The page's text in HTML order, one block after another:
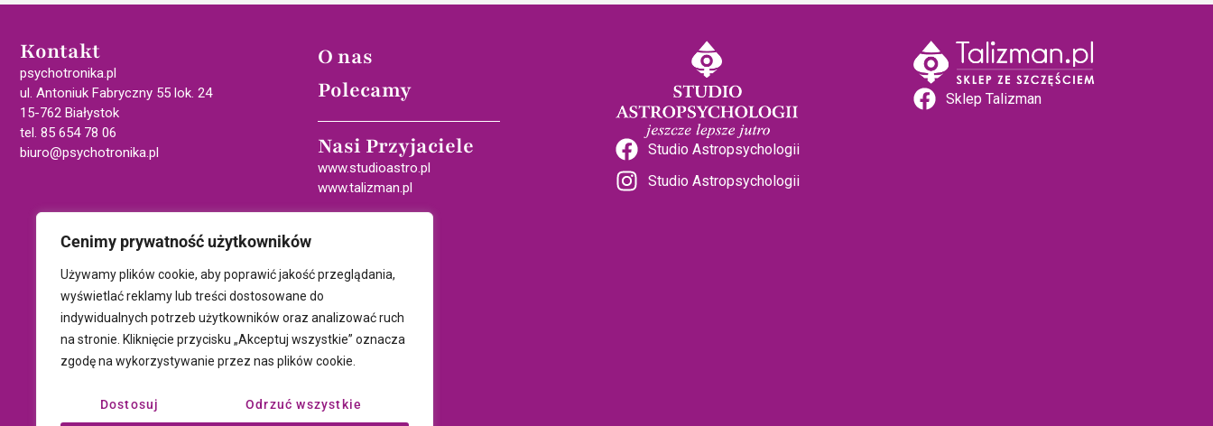
Cenimy prywatność użytkowników
Używamy plików cookie, aby poprawić jakość przeglądania,
wyświetlać reklamy lub treści dostosowane do
indywidualnych potrzeb użytkowników oraz analizować ruch
na stronie. Kliknięcie przycisku „Akceptuj wszystkie” oznacza
zgodę na wykorzystywanie przez nas plików cookie.
Dostosuj Odrzuć wszystkie
Kontakt
psychotronika.pl
ul. Antoniuk Fabryczny 55 lok. 24
15-762 Białystok
tel. 85 654 78 06
biuro@psychotronika.pl
O nas
Polecamy
Nasi Przyjaciele
www.studioastro.pl
www.talizman.pl
Studio Astropsychologii
Studio Astropsychologii
Sklep Talizman